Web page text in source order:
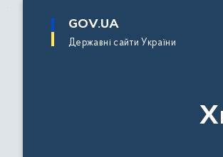
основного
GOV.UA
Державні сайти України